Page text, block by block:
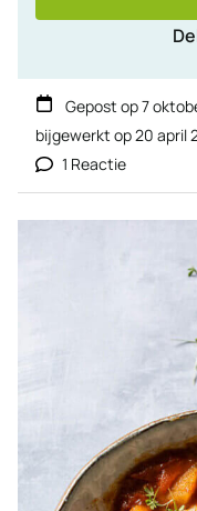
Gepost op7
bijgewerkt op20 april
1 Reactie